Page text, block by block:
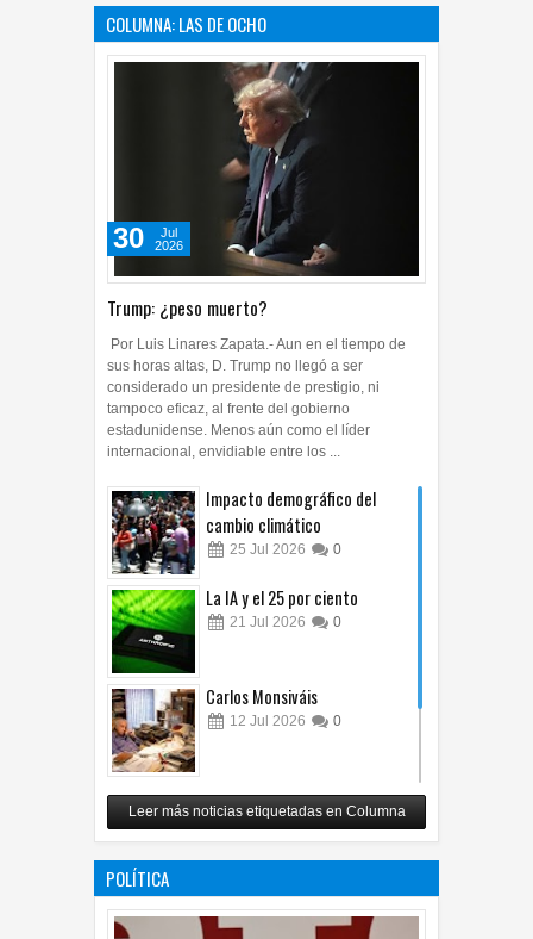
COLUMNA: LAS DE OCHO
Trump: ¿peso muerto?
30
Jul
2026
Por Luis Linares Zapata.- Aun en el tiempo de
sus horas altas, D. Trump no llegó a ser
considerado un presidente de prestigio, ni
tampoco eficaz, al frente del gobierno
estadunidense. Menos aún como el líder
internacional, envidiable entre los ...
Impacto demográfico del
cambio climático
25 Jul 2026 0
La IA y el 25 por ciento
21 Jul 2026 0
Carlos Monsiváis
12 Jul 2026 0
Revuelo en la inteligencia
artificial
07 Jul 2026 0
Leer más noticias etiquetadas en Columna
POLÍTICA